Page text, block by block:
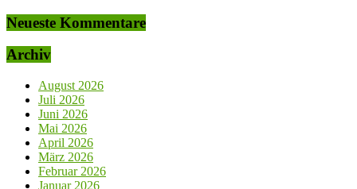
Neueste Kommentare
Archiv
August 2026
Juli 2026
Juni 2026
Mai 2026
April 2026
März 2026
Februar 2026
Januar 2026